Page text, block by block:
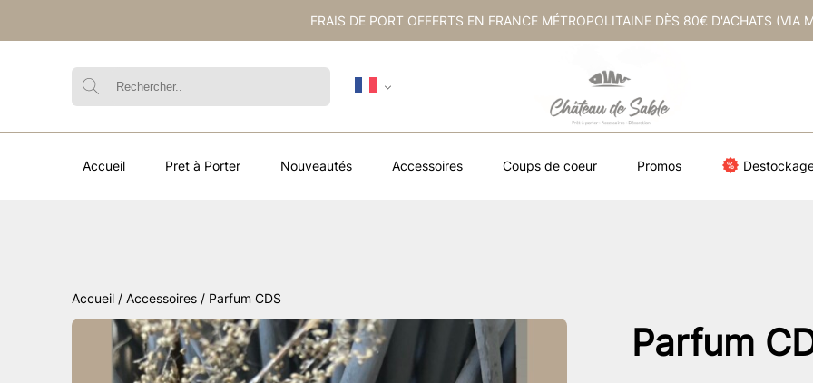
FRAIS DE PORT OFFERTS EN FRANCE MÉTROPOLITAINE DÈS 80€ D'ACHATS (VIA
Accueil Pret à Porter Nouveautés Accessoires Coups de coeur Promos
Accueil / Accessoires / Parfum CDS
Parfum